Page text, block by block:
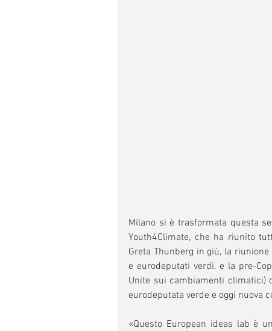
Milano si è trasformata questa
Youth4Climate, che ha riunito
Greta Thunberg in giù, la
e eurodeputati verdi, e la pre-
Unite sui cambiamenti climatici)
eurodeputata verde e oggi nuova
«Questo European ideas lab è